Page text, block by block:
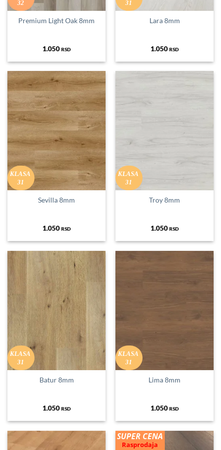
32
Premium Light Oak 8mm
1.050 RSD
31
Lara 8mm
1.050 RSD
KLASA
31
Sevilla 8mm
1.050 RSD
KLASA
31
Troy 8mm
1.050 RSD
KLASA
31
Batur 8mm
1.050 RSD
KLASA
31
Lima 8mm
1.050 RSD
SUPER CENA
Rasprodaja